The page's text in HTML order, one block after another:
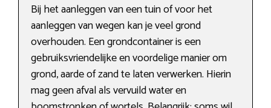
Bij het aanleggen van een tuin of voor het
aanleggen van wegen kan je veel grond
overhouden. Een grondcontainer is een
gebruiksvriendelijke en voordelige manier om
grond, aarde of zand te laten verwerken. Hierin
mag geen afval als vervuild water en